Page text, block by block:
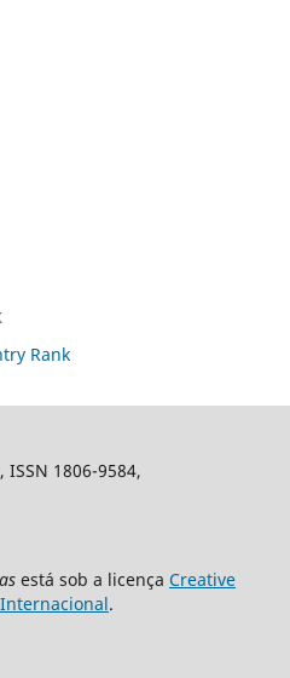
, ISSN 1806-9584,
está sob a licença Creative
.